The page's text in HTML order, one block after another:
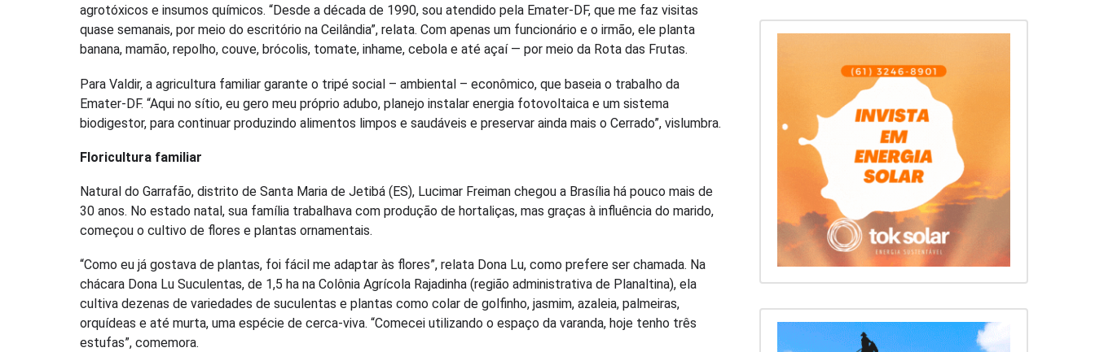
agrotóxicos e insumos químicos. “Desde a década de 1990, sou atendido pela Emater-DF, que me faz visitas
quase semanais, por meio do escritório na Ceilândia”, relata. Com apenas um funcionário e o irmão, ele planta
banana, mamão, repolho, couve, brócolis, tomate, inhame, cebola e até açaí — por meio da Rota das Frutas.
Para Valdir, a agricultura familiar garante o tripé social – ambiental – econômico, que baseia o trabalho da
Emater-DF. “Aqui no sítio, eu gero meu próprio adubo, planejo instalar energia fotovoltaica e um sistema
biodigestor, para continuar produzindo alimentos limpos e saudáveis e preservar ainda mais o Cerrado”, vislumbra.
Floricultura familiar
Natural do Garrafão, distrito de Santa Maria de Jetibá (ES), Lucimar Freiman chegou a Brasília há pouco mais de
30 anos. No estado natal, sua família trabalhava com produção de hortaliças, mas graças à influência do marido,
começou o cultivo de flores e plantas ornamentais.
“Como eu já gostava de plantas, foi fácil me adaptar às flores”, relata Dona Lu, como prefere ser chamada. Na
chácara Dona Lu Suculentas, de 1,5 ha na Colônia Agrícola Rajadinha (região administrativa de Planaltina), ela
cultiva dezenas de variedades de suculentas e plantas como colar de golfinho, jasmim, azaleia, palmeiras,
orquídeas e até murta, uma espécie de cerca-viva. “Comecei utilizando o espaço da varanda, hoje tenho três
estufas”, comemora.